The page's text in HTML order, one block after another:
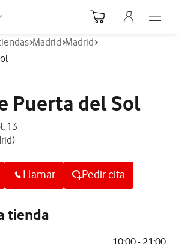
vodafone.es Menu
Abre el
Madrid Madrid
Puerta del Sol
13
Llamar Pedir cita
tienda
10:00 - 21:00